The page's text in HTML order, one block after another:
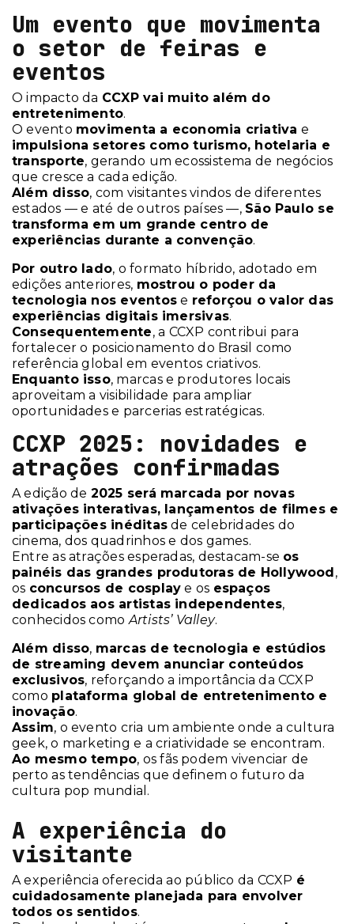
Um evento que movimenta
o setor de feiras e
eventos
O impacto da CCXP vai muito além do
entretenimento.
O evento movimenta a economia criativa e
impulsiona setores como turismo, hotelaria e
transporte, gerando um ecossistema de negócios
que cresce a cada edição.
Além disso, com visitantes vindos de diferentes
estados — e até de outros países —, São Paulo se
transforma em um grande centro de
experiências durante a convenção.
Por outro lado, o formato híbrido, adotado em
edições anteriores, mostrou o poder da
tecnologia nos eventose reforçou o valor das
experiências digitais imersivas.
Consequentemente, a CCXP contribui para
fortalecer o posicionamento do Brasil como
referência global em eventos criativos.
Enquanto isso, marcas e produtores locais
aproveitam a visibilidade para ampliar
oportunidades e parcerias estratégicas.
CCXP 2025: novidades e
atrações confirmadas
A edição de 2025 será marcada por novas
ativações interativas, lançamentos de filmes e
participações inéditasde celebridades do
cinema, dos quadrinhos e dos games.
Entre as atrações esperadas, destacam-se os
painéis das grandes produtoras de Hollywood,
os concursos de cosplay e os espaços
dedicados aos artistas independentes,
conhecidos como Artists’ Valley.
Além disso, marcas de tecnologia e estúdios
de streaming devem anunciar conteúdos
exclusivos, reforçando a importância da CCXP
como plataforma global de entretenimento e
inovação.
Assim, o evento cria um ambiente onde a cultura
geek, o marketing e a criatividade se encontram.
Ao mesmo tempo, os fãs podem vivenciar de
perto as tendências que definem o futuro da
cultura pop mundial.
A experiência do
visitante
A experiência oferecida ao público da CCXP é
cuidadosamente planejada para envolver
todos os sentidos.